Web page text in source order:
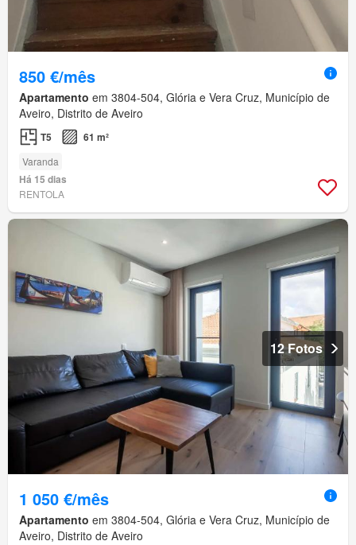
850 €/mês
Apartamento em 3804-504, Glória e Vera Cruz, Município de
Aveiro, Distrito de Aveiro
T5 61 m²
Varanda
Há 15 dias
RENTOLA
12 Fotos
1 050 €/mês
Apartamento em 3804-504, Glória e Vera Cruz, Município de
Aveiro, Distrito de Aveiro